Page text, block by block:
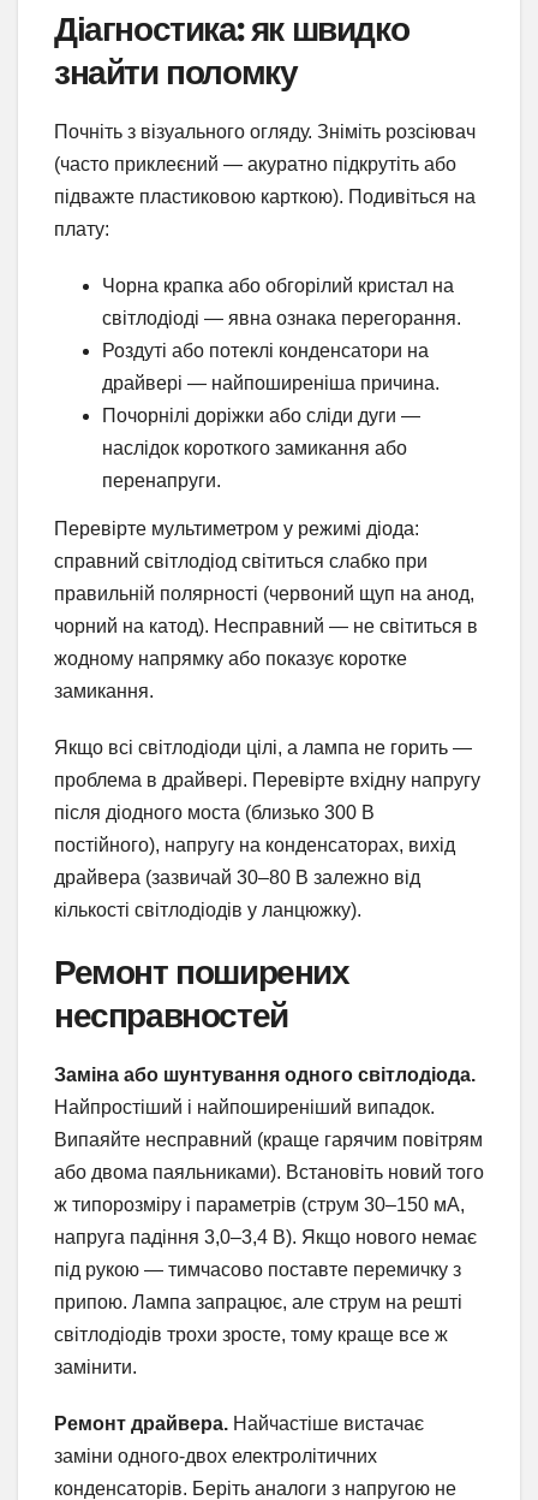
Діагностика: як швидко
знайти поломку
Почніть з візуального огляду. Зніміть розсіювач
(часто приклеєний — акуратно підкрутіть або
підважте пластиковою карткою). Подивіться на
плату:
Чорна крапка або обгорілий кристал на
світлодіоді — явна ознака перегорання.
Роздуті або потеклі конденсатори на
драйвері — найпоширеніша причина.
Почорнілі доріжки або сліди дуги —
наслідок короткого замикання або
перенапруги.
Перевірте мультиметром у режимі діода:
справний світлодіод світиться слабко при
правильній полярності (червоний щуп на анод,
чорний на катод). Несправний — не світиться в
жодному напрямку або показує коротке
замикання.
Якщо всі світлодіоди цілі, а лампа не горить —
проблема в драйвері. Перевірте вхідну напругу
після діодного моста (близько 300 В
постійного), напругу на конденсаторах, вихід
драйвера (зазвичай 30–80 В залежно від
кількості світлодіодів у ланцюжку).
Ремонт поширених
несправностей
Заміна або шунтування одного світлодіода.
Найпростіший і найпоширеніший випадок.
Випаяйте несправний (краще гарячим повітрям
або двома паяльниками). Встановіть новий того
ж типорозміру і параметрів (струм 30–150 мА,
напруга падіння 3,0–3,4 В). Якщо нового немає
під рукою — тимчасово поставте перемичку з
припою. Лампа запрацює, але струм на решті
світлодіодів трохи зросте, тому краще все ж
замінити.
Ремонт драйвера. Найчастіше вистачає
заміни одного-двох електролітичних
конденсаторів. Беріть аналоги з напругою не